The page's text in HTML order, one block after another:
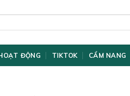
ĐỘNG TIKTOK CẨM NANG